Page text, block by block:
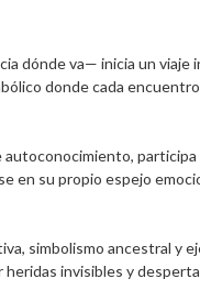
dónde va— inicia un
donde cada
su propio espejo
simbolismo ancestral y
invisibles y